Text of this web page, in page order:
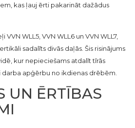
kas ļauj ērti pakarināt dažādus
WLL5, VVN WLL6 un VVN WLL7,
sadalīts divās daļās. Šis risinājums
kur nepieciešams atdalīt tīrās
apģērbu no ikdienas drēbēm.
UN ĒRTĪBAS